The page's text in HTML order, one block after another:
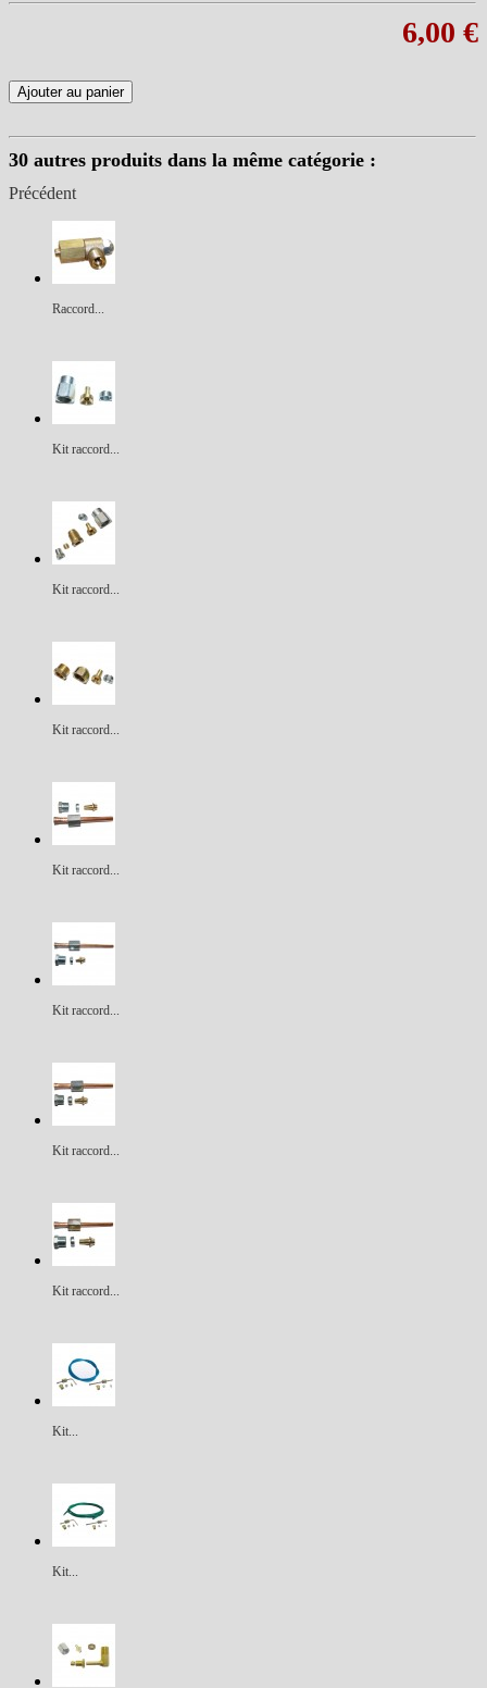
6,00 €
Ajouter au panier
30 autres produits dans la même catégorie :
Précédent
Raccord...
Kit raccord...
Kit raccord...
Kit raccord...
Kit raccord...
Kit raccord...
Kit raccord...
Kit raccord...
Kit...
Kit...